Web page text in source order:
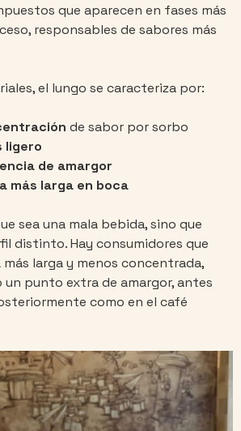
que aparecen en fases más
responsables de sabores más
el lungo se caracteriza por:
de sabor por sorbo
ligero
de amargor
más larga en boca
sea una mala bebida, sino que
distinto. Hay consumidores que
larga y menos concentrada,
punto extra de amargor, antes
como en el café